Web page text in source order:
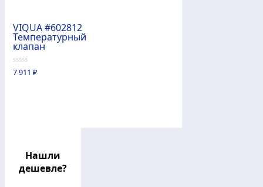
VIQUA #602812
Температурный
клапан
0
из
7 911 ₽
Нашли
дешевле?